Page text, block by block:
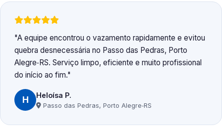
A equipe encontrou o vazamento rapidamente e evitou
quebra desnecessária no Passo das Pedras, Porto
Alegre‑RS. Serviço limpo, eficiente e muito profissional
do início ao fim.
H Heloísa P.
Passo das Pedras, Porto Alegre‑RS